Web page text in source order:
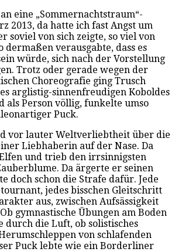
eine „Sommernachtstraum“-
2013, da hatte ich fast Angst um
soviel von sich zeigte, so viel von
dermaßen verausgabte, dass es
würde, sich nach der Vorstellung
Trotz oder gerade wegen der
Choreografie ging Trusch
arglistig-sinnenfreudigen Koboldes
als Person völlig, funkelte umso
Puck.
vor lauter Weltverliebtheit über die
Liebhaberin auf der Nase. Da
und trieb den irrsinnigsten
Da ärgerte er seinen
doch schon die Strafe dafür. Jede
jedes bisschen Gleitschritt
aus, zwischen Aufsässigkeit
gymnastische Übungen am Boden
durch die Luft, ob solistisches
von schlafenden
Puck lebte wie ein Borderliner